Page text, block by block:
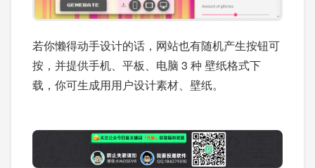
若你懒得动手设计的话，网站也有随机产生按钮可
按，并提供手机、平板、电脑 3 种 壁纸格式下
载，你可生成用用户设计素材、壁纸。